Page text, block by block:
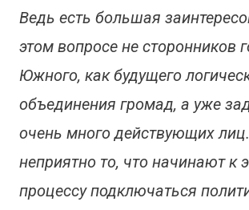
Ведь есть большая
этом вопросе не сторонников
Южного, как будущего
объединения громад, а уже
очень много действующих
неприятно то, что начинают к
процессу подключаться